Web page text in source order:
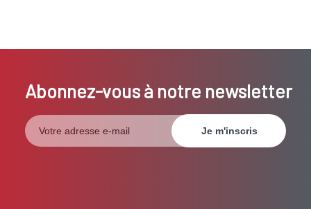
Abonnez-vous à notre newsletter